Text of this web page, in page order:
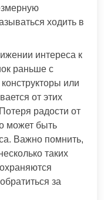
ходить в
интереса к
раньше с
или
от этих
радости от
может быть
Важно помнить,
таких
за